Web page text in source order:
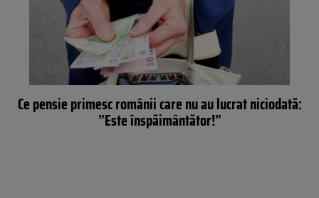
Ce pensie primesc românii care nu au lucrat niciodată:
”Este înspăimântător!”